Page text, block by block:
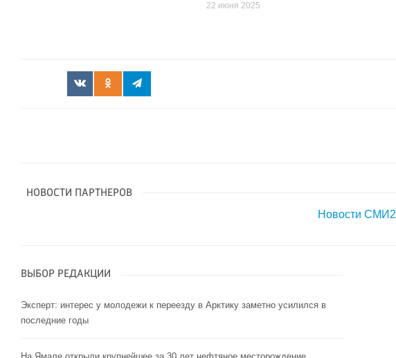
22 июня 2025
НОВОСТИ ПАРТНЕРОВ
Новости СМИ2
ВЫБОР РЕДАКЦИИ
Эксперт: интерес у молодежи к переезду в Арктику заметно усилился в
последние годы